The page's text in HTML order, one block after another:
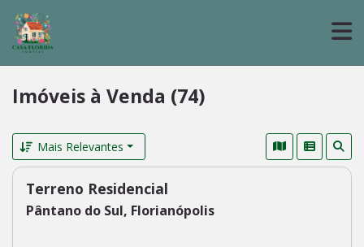
Imóveis à Venda (74)
Mais Relevantes
237
Terreno Residencial
Pântano do Sul, Florianópolis